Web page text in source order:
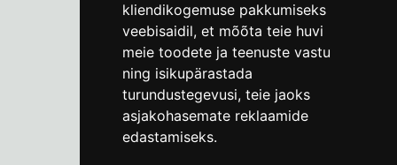
kliendikogemuse pakkumiseks
veebisaidil, et mõõta teie huvi
meie toodete ja teenuste vastu
ning isikupärastada
turundustegevusi, teie jaoks
asjakohasemate reklaamide
edastamiseks.
Tallinna Linnamuuseum
Vene 17
E-R kell 9-17(+372) 610 4178
info@linnamuuseum.ee
Küpsisepoliitika